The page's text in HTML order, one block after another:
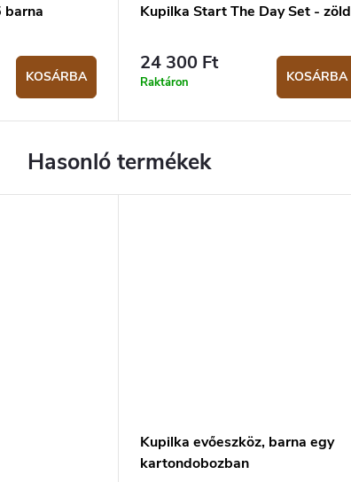
barna
KOSÁRBA
Kupilka Start The Day Set - zöld
24 300 Ft
Raktáron KOSÁRBA
Kupilka evőeszköz, barna egy
kartondobozban